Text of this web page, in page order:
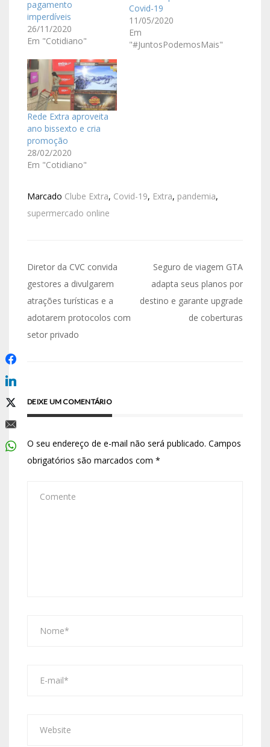
pagamento
imperdíveis
26/11/2020
Em "Cotidiano"
Covid-19
11/05/2020
Em
"#JuntosPodemosMais"
Rede Extra aproveita
ano bissexto e cria
promoção
28/02/2020
Em "Cotidiano"
Marcado Clube Extra, Covid-19, Extra, pandemia,
supermercado online
Diretor da CVC convida
gestores a divulgarem
atrações turísticas e a
adotarem protocolos com
setor privado
Seguro de viagem GTA
adapta seus planos por
destino e garante upgrade
de coberturas
DEIXE UM COMENTÁRIO
O seu endereço de e-mail não será publicado. Campos
obrigatórios são marcados com *